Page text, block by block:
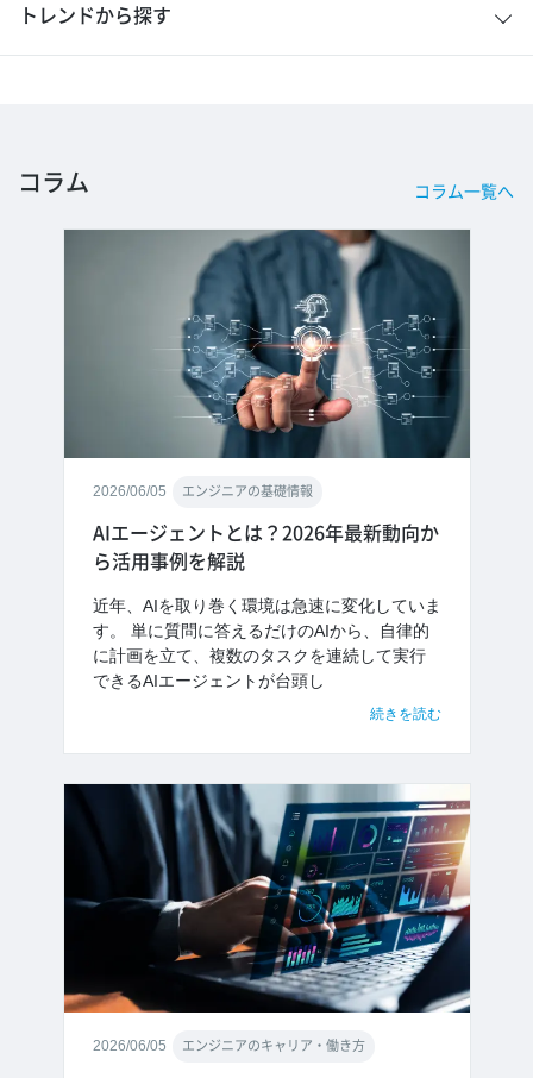
トレンドから探す
コラム コラム一覧へ
2026/06/05 エンジニアの基礎情報
AIエージェントとは？2026年最新動向か
ら活用事例を解説
近年、AIを取り巻く環境は急速に変化していま
す。 単に質問に答えるだけのAIから、自律的
に計画を立て、複数のタスクを連続して実行
できるAIエージェントが台頭し
続きを読む
2026/06/05 エンジニアのキャリア・働き方